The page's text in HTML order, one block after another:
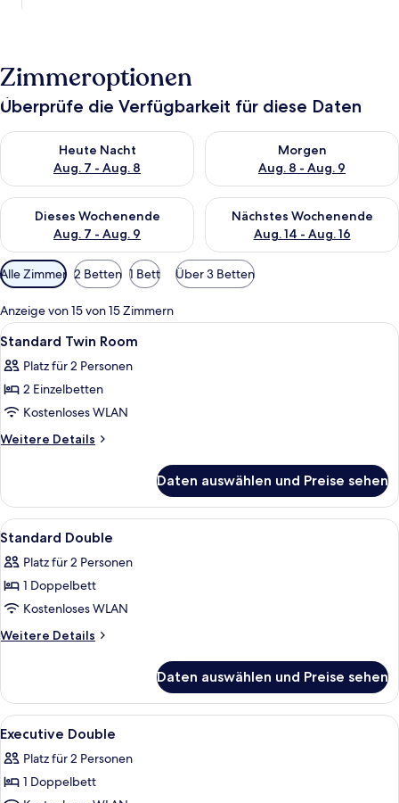
Zimmeroptionen
Überprüfe die Verfügbarkeit für diese Daten
Heute Nacht
Aug. 7 - Aug. 8
Überprüfe die Verfügbarkeit für heute Nacht, Aug. 7 - Aug. 8.
Morgen
Aug. 8 - Aug. 9
Überprüfe die Verfügbarkeit
Dieses Wochenende
Aug. 7 - Aug. 9
Überprüfe die Verfügbarkeit für dieses Wochenende, Aug. 7
Nächstes Wochenende
Aug. 14 - Aug. 16
Überprüfe die Verfügbarkeit
Verfügbare
Filter
für
Zimmer
Alle Zimmer 2 Betten 1 Bett Über 3 Betten
Anzeige von 15 von 15 Zimmern
Alle
Fotos
für
Standard
Twin
Room
Ein Hotelzimmer mit Doppelbett,
4
Standard Twin Room
Platz für 2 Personen
2 Einzelbetten
Kostenloses WLAN
Weitere Details
Weitere
Twin
Room
Daten auswählen und Preise sehen
Alle
Fotos
für
Standard
Double
anzeigen
Zimmersafe, Schreibtisch,
4
Standard Double
Platz für 2 Personen
1 Doppelbett
Kostenloses WLAN
Weitere Details
Weitere
Double
Daten auswählen und Preise sehen
Alle
Fotos
für
Executive
Ein Hotelzimmer mit einem Bett,
4
Executive Double
Platz für 2 Personen
1 Doppelbett